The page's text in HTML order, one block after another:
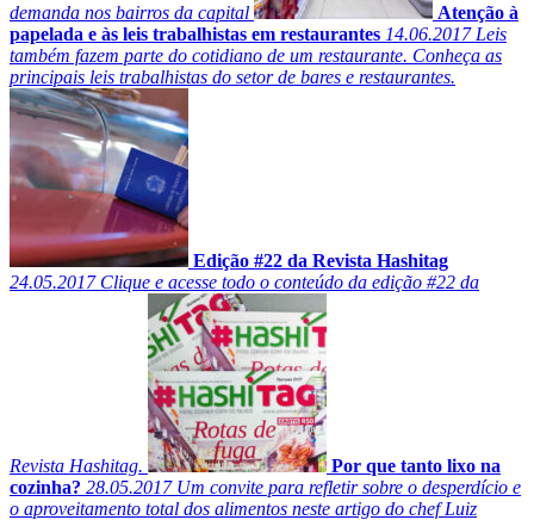
demanda nos bairros da capital
Atenção à
papelada e às leis trabalhistas em restaurantes 14.06.2017Leis
também fazem parte do cotidiano de um restaurante. Conheça as
principais leis trabalhistas do setor de bares e restaurantes.
Edição #22 da Revista Hashitag
24.05.2017Clique e acesse todo o conteúdo da edição #22 da
Revista Hashitag.
Por que tanto lixo na
cozinha? 28.05.2017Um convite para refletir sobre o desperdício e
o aproveitamento total dos alimentos neste artigo do chef Luiz